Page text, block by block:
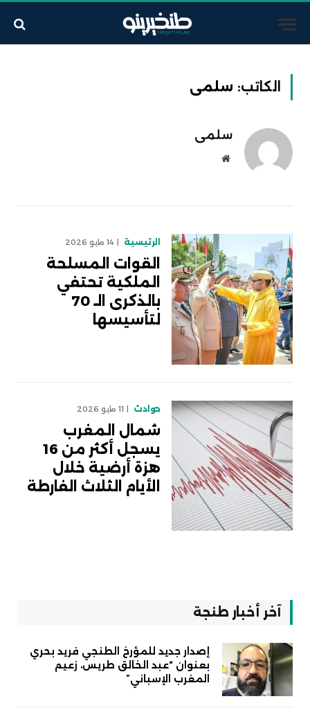
الكاتب: سلمى
سلمى
موقع
الرئيسية 14 مايو 2026
القوات المسلحة
الملكية تحتفي
بالذكرى الـ 70
لتأسيسها
حوادث 11 مايو 2026
شمال المغرب
يسجل أكثر من 16
هزة أرضية خلال
الأيام الثلاث الفارطة
آخر أخبار طنجة
إصدار جديد للمؤرخ الطنجي فريد بحري
بعنوان “عبد الخالق طريس، زعيم
المغرب الإسباني”